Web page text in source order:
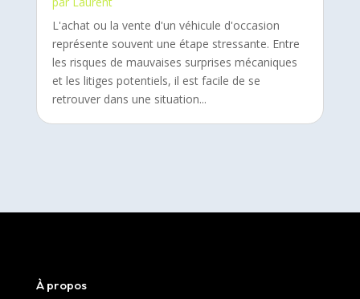
L'achat ou la vente d'un véhicule d'occasion
représente souvent une étape stressante. Entre
les risques de mauvaises surprises mécaniques
et les litiges potentiels, il est facile de se
retrouver dans une situation...
À propos